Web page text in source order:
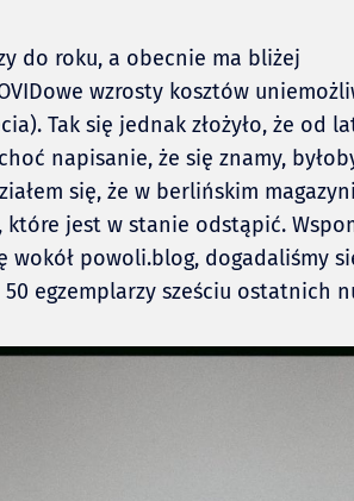
do roku, a obecnie ma bliżej
wzrosty kosztów
Tak się jednak złożyło, że od
napisanie, że się znamy,
się, że w berlińskim
jest w stanie odstąpić.
wokół powoli.blog, dogadaliśmy
egzemplarzy sześciu ostatnich